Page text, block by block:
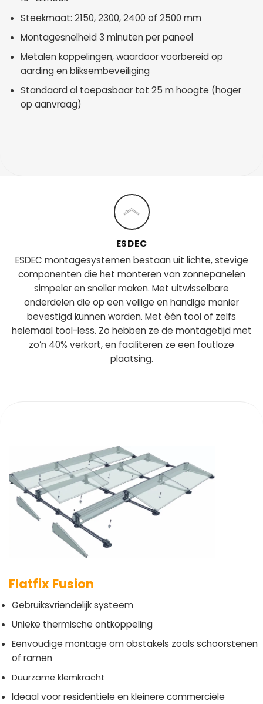
Steekmaat: 2150, 2300, 2400 of 2500 mm
Montagesnelheid 3 minuten per paneel
Metalen koppelingen, waardoor voorbereid op
aarding en bliksembeveiliging
Standaard al toepasbaar tot 25 m hoogte (hoger
op aanvraag)
ESDEC
ESDEC montagesystemen bestaan uit lichte, stevige
componenten die het monteren van zonnepanelen
simpeler en sneller maken. Met uitwisselbare
onderdelen die op een veilige en handige manier
bevestigd kunnen worden. Met één tool of zelfs
helemaal tool-less. Zo hebben ze de montagetijd met
zo’n 40% verkort, en faciliteren ze een foutloze
plaatsing.
Flatfix Fusion
Gebruiksvriendelijk systeem
Unieke thermische ontkoppeling
Eenvoudige montage om obstakels zoals schoorstenen
of ramen
Duurzame klemkracht
Ideaal voor residentiele en kleinere commerciële